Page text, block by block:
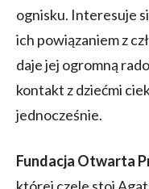
ognisku. Interesuje
ich powiązaniem z
daje jej ogromną
kontakt z dziećmi
jednocześnie.
Fundacja Otwarta